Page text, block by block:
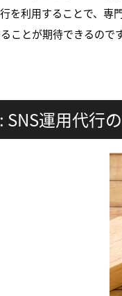
を利用することで、
ことが期待できるので
SNS運用代行